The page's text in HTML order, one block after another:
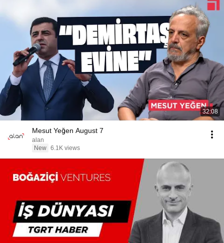
32:08
Mesut Yeğen August 7
alan
New 6.1K views